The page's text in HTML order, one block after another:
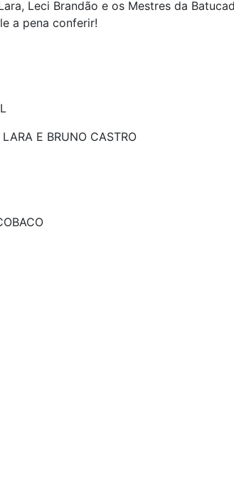
Leci Brandão e os Mestres da
a pena conferir!
E BRUNO CASTRO